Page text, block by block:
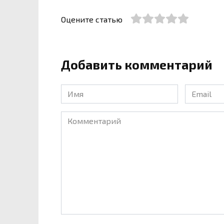
Оцените статью
Добавить комментарий
Имя
*
Email
*
Комментарий